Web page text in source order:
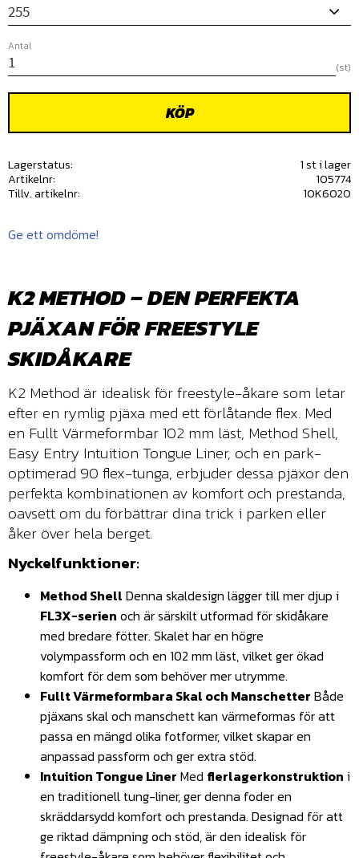
Antal
st
KÖP
Lagerstatus
1 st i lager
Artikelnr
105774
Tillv. artikelnr
10K6020
Ge ett omdöme!
K2 METHOD – DEN PERFEKTA
PJÄXAN FÖR FREESTYLE
SKIDÅKARE
K2 Method är idealisk för freestyle-åkare som letar
efter en rymlig pjäxa med ett förlåtande flex. Med
en Fullt Värmeformbar 102 mm läst, Method Shell,
Easy Entry Intuition Tongue Liner, och en park-
optimerad 90 flex-tunga, erbjuder dessa pjäxor den
perfekta kombinationen av komfort och prestanda,
oavsett om du förbättrar dina trick i parken eller
åker över hela berget.
Nyckelfunktioner:
Method Shell Denna skaldesign lägger till mer djup i
FL3X-serien och är särskilt utformad för skidåkare
med bredare fötter. Skalet har en högre
volympassform och en 102 mm läst, vilket ger ökad
komfort för dem som behöver mer utrymme.
Fullt Värmeformbara Skal och Manschetter Både
pjäxans skal och manschett kan värmeformas för att
passa en mängd olika fotformer, vilket skapar en
anpassad passform och ger extra stöd.
Intuition Tongue Liner Med flerlagerkonstruktion i
en traditionell tung-liner, ger denna foder en
skräddarsydd komfort och prestanda. Designad för att
ge riktad dämpning och stöd, är den idealisk för